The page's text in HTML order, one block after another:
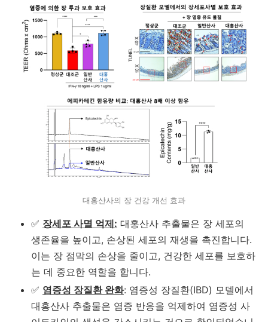
대홍산사의 장 건강 개선 효과
✅ 장세포 사멸 억제: 대홍산사 추출물은 장 세포의
생존율을 높이고, 손상된 세포의 재생을 촉진합니다.
이는 장 점막의 손상을 줄이고, 건강한 세포를 보호하
는 데 중요한 역할을 합니다.
✅ 염증성 장질환 완화: 염증성 장질환(IBD) 모델에서
대홍산사 추출물은 염증 반응을 억제하여 염증성 사